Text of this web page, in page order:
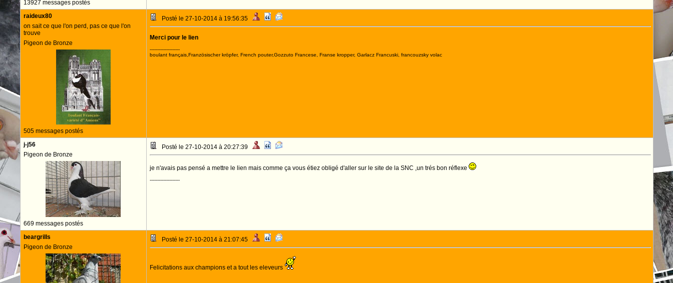
13927 messages postés
raideux80
on sait ce que l'on perd, pas ce que l'on
trouve
Pigeon de Bronze
505 messages postés
Posté le 27-10-2014 à 19:56:35
Merci pour le lien
--------------------
boulant français,Französischer kröpfer, French pouter,Gozzuto Francese, Franse kropper, Garlacz Francuski, francouzsky volac
j-j56
Pigeon de Bronze
669 messages postés
Posté le 27-10-2014 à 20:27:39
je n'avais pas pensé a mettre le lien mais comme ça vous étiez obligé d'aller sur le site de la SNC ,un trés bon réflexe
--------------------
beargrills
Pigeon de Bronze
Posté le 27-10-2014 à 21:07:45
Felicitations aux champions et a tout les eleveurs